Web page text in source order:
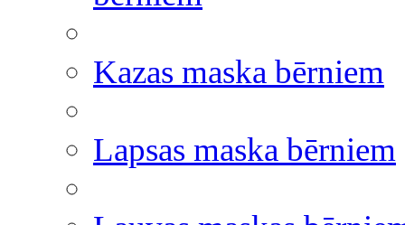
Kazas maska bērniem
Lapsas maska bērniem